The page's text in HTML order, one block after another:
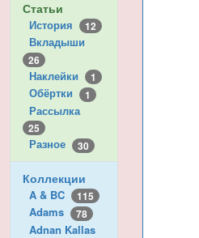
Статьи
История 12
Вкладыши
26
Наклейки 1
Обёртки 1
Рассылка
25
Разное 30
Коллекции
A & BC 115
Adams 78
Adnan Kallas